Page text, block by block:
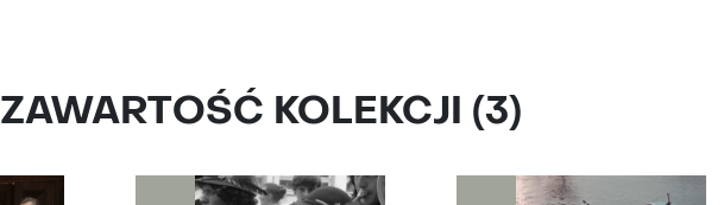
ZAWARTOŚĆ KOLEKCJI (3)